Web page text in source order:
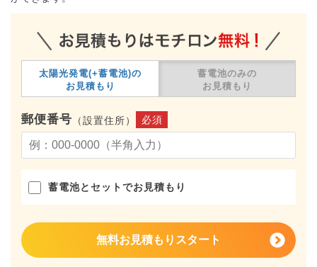
太陽光発電(+蓄電池)の
お見積もり
蓄電池のみの
お見積もり
郵便番号 （設置住所） 必須
蓄電池とセットでお見積もり
無料お見積もりスタート